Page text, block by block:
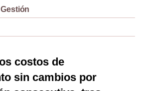
costos de
sin cambios por